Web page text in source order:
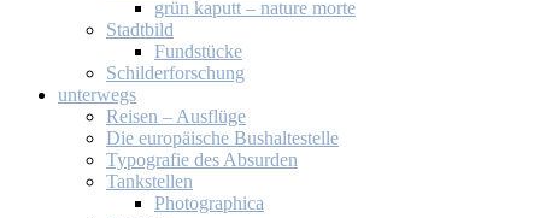
grün ka­putt – na­tu­re mor­te
Stadt­bild
Fund­stü­cke
Schil­der­for­schung
un­ter­wegs
Rei­sen – Aus­flü­ge
Die eu­ro­päi­sche Bus­hal­te­stel­le
Ty­po­gra­fie des Ab­sur­den
Tank­stel­len
Pho­to­gra­phi­ca